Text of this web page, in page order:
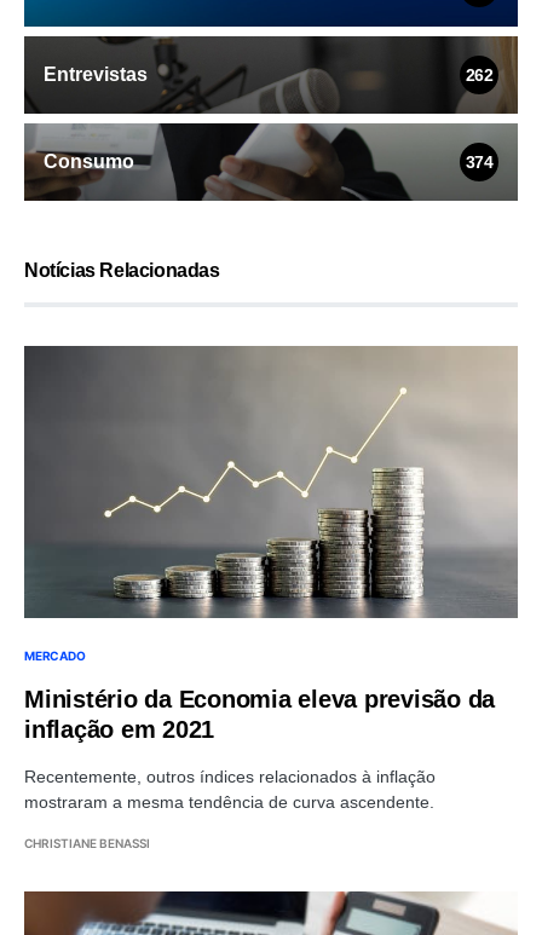
Entrevistas 262
Consumo 374
Notícias Relacionadas
MERCADO
Ministério da Economia eleva previsão da
inflação em 2021
Recentemente, outros índices relacionados à inflação
mostraram a mesma tendência de curva ascendente.
CHRISTIANE BENASSI